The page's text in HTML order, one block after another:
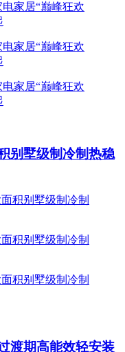
别墅级制冷制热稳
渡期高能效轻安装